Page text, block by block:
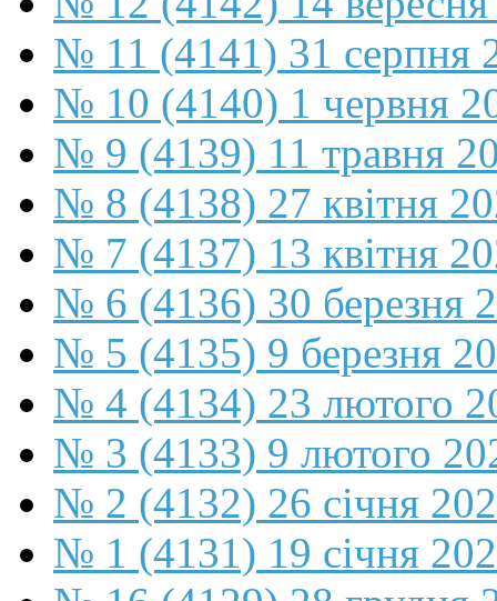
№ 11 (4141) 31 серпня
№ 10 (4140) 1 червня
№ 9 (4139) 11 травня
№ 8 (4138) 27 квітня
№ 7 (4137) 13 квітня
№ 6 (4136) 30 березня
№ 5 (4135) 9 березня
№ 4 (4134) 23 лютого
№ 3 (4133) 9 лютого
№ 2 (4132) 26 січня
№ 1 (4131) 19 січня